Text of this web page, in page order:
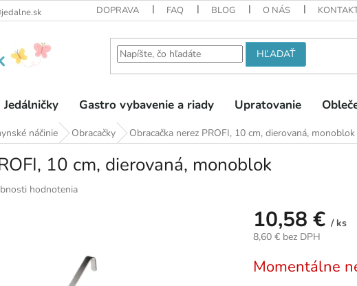
DOPRAVA FAQ BLOG O NÁS
HĽADAŤ
Jedálničky Gastro vybavenie a riady Upratovanie
náčinie Obracačky Obracačka nerez PROFI, 10 cm, dierovaná, monoblok
10 cm, dierovaná, monoblok
hodnotenia
10,58 € / ks
8,60 € bez DPH
cena:
Momentálne